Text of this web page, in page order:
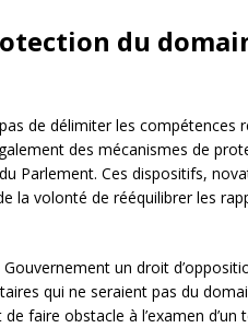
du
de délimiter les compétences
des mécanismes de
Parlement. Ces dispositifs,
la volonté de rééquilibrer les
un droit
qui ne seraient pas du
faire obstacle à l’examen